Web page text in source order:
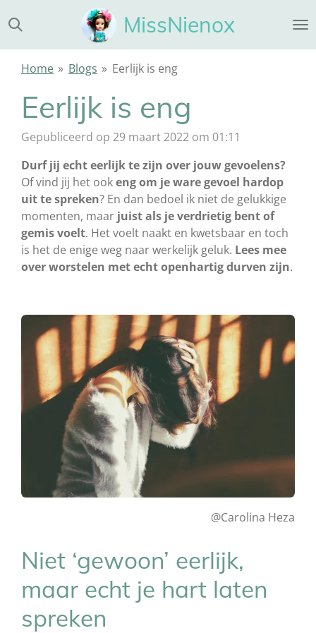
direct
naar
MissNienox
Home » Blogs » Eerlijk is eng
Eerlijk is eng
Gepubliceerd op 29 maart 2022 om 01:11
Durf jij echt eerlijk te zijn over jouw gevoelens?
Of vind jij het ookengom je ware gevoel hardop
uit te spreken? En dan bedoel ik niet de gelukkige
momenten, maar juist als je verdrietig bent of
gemis voelt. Het voelt naakt en kwetsbaar en toch
is het de enige weg naar werkelijk geluk. Lees mee
over worstelen met echt openhartig durven zijn.
@Carolina Heza
Niet ‘gewoon’ eerlijk,
maar echt je hart laten
spreken